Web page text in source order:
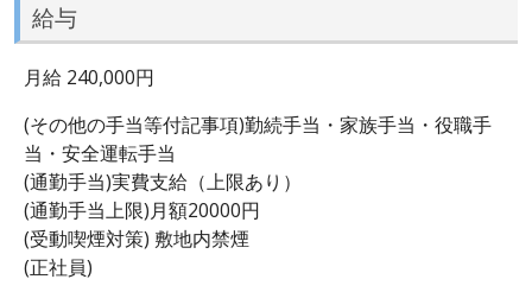
給与
月給 240,000円
(その他の手当等付記事項)勤続手当・家族手当・役職手
当・安全運転手当
(通勤手当)実費支給（上限あり）
(通勤手当上限)月額20000円
(受動喫煙対策) 敷地内禁煙
(正社員)